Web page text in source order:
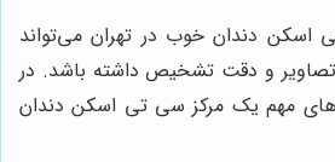
اسکن دندان خوب در تهران می‌تواند
تصاویر و دقت تشخیص داشته باشد. در
مهم یک مرکز سی تی اسکن دندان